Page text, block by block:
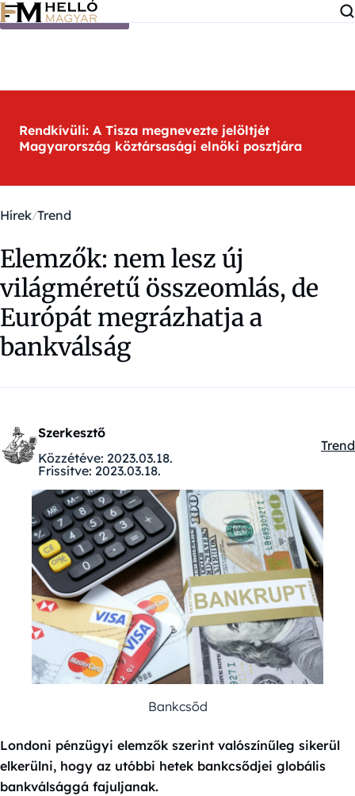
Ugrás a tartalomra
Rendkívüli: A Tisza megnevezte jelöltjét
Magyarország köztársasági elnöki posztjára
Hírek Trend
Elemzők: nem lesz új
világméretű összeomlás, de
Európát megrázhatja a
bankválság
Szerkesztő
Közzétéve: 2023.03.18.
Frissítve: 2023.03.18.
Trend
Bankcsőd
Londoni pénzügyi elemzők szerint valószínűleg sikerül
elkerülni, hogy az utóbbi hetek bankcsődjei globális
bankválsággá fajuljanak.